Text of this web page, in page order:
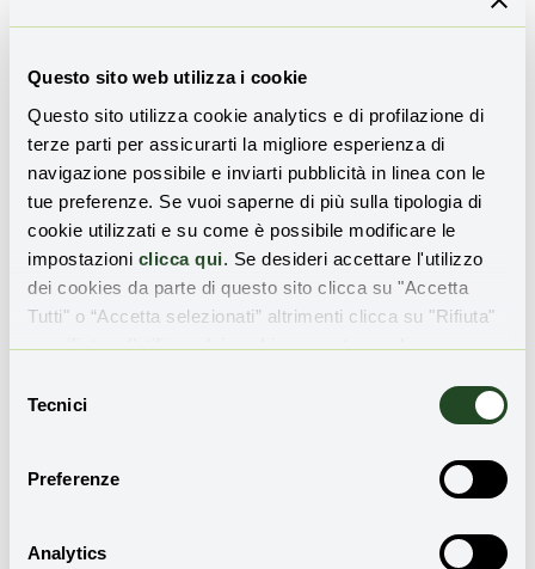
Questo sito web utilizza i cookie
Questo sito utilizza cookie analytics e di profilazione di
terze parti per assicurarti la migliore esperienza di
navigazione possibile e inviarti pubblicità in linea con le
tue preferenze. Se vuoi saperne di più sulla tipologia di
cookie utilizzati e su come è possibile modificare le
impostazioni clicca qui. Se desideri accettare l'utilizzo
dei cookies da parte di questo sito clicca su "Accetta
Tutti" o “Accetta selezionati” altrimenti clicca su "Rifiuta"
per rifiutare l’utilizzo dei cookie e mantenere le
delTecnici
Preferenze
Analytics
inquinamento”. Secondo un comunicato congiunto delle
per la Tutela della Valle del Sacco, Circolo
Legambiente di Anagni e di Frosinone e Associazione
Diritto alla Salute), invece, la gravità dell’inquinamento
accertato nell’intera area dovrebbe richiedere maggiore
prudenza e un supplemento d’indagine. Al contrario, la
vicenda del passo indietro della Catelant sta diventando il
“cavallo di Troia per rilanciare intenzioni politico
economiche di de-perimetrazione nell’aria già da tempo. È
chiara, prevaricante e provocatoria l’intenzione di
sulla propria salute il massiccio impatto industriale”.